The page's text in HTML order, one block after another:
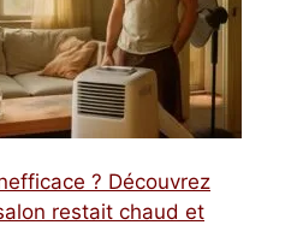
? Découvrez
restait chaud et